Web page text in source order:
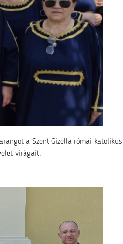
a Szent Gizella római
viràgait.